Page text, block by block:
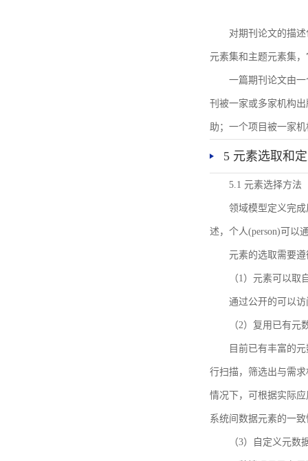
对期刊论文的描
元素集和主题元素集
一篇期刊论文由
刊被一家或多家机构
助；一个项目被一家
5 元素选取和
5.1 元素选择方法
领域模型定义完
述，个人(person)可以
元素的选取需要
（1）元素可以取
通过公开的可以
（2）复用已有元
目前已有丰富的
行扫描，筛选出与需
情况下，可根据实际
系统间数据元素的一致
（3）自定义元数